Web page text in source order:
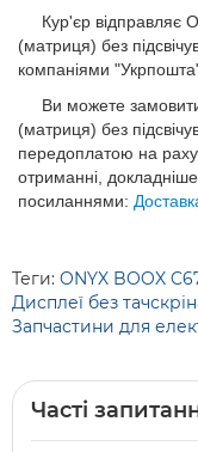
Кур'єр відправляє
(матриця) без
компаніями
Ви можете замовити
(матриця) без
передоплатою на
отриманні,
посиланнями:
Теги: ONYX BOOX
Дисплеї без
Запчастини для
Часті